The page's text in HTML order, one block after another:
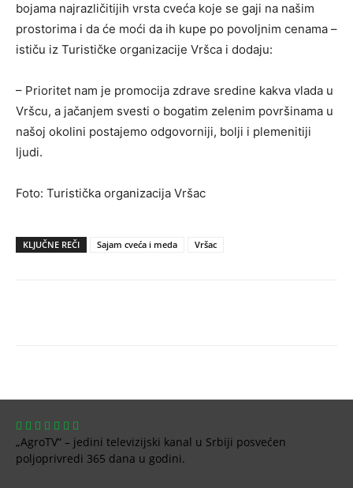
bojama najrazličitijih vrsta cveća koje se gaji na našim
prostorima i da će moći da ih kupe po povoljnim cenama –
ističu iz Turističke organizacije Vršca i dodaju:
– Prioritet nam je promocija zdrave sredine kakva vlada u
Vršcu, a jačanjem svesti o bogatim zelenim površinama u
našoj okolini postajemo odgovorniji, bolji i plemenitiji
ljudi.
Foto: Turistička organizacija Vršac
KLJUČNE REČI Sajam cveća i meda Vršac
„AgroTV“ – jedini televizijski kanal u Srbiji posvećen
poljoprivredi 365 dana u godini.